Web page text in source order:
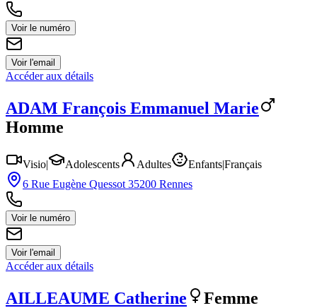
Voir le numéro
Voir l'email
Accéder aux détails
ADAM François Emmanuel Marie
Homme
Visio| Adolescents Adultes Enfants|Français
6 Rue Eugène Quessot 35200 Rennes
Voir le numéro
Voir l'email
Accéder aux détails
AILLEAUME Catherine Femme